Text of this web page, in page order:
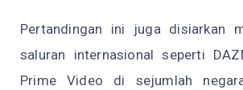
Pertandingan ini juga disiarkan
saluran internasional seperti
Prime Video di sejumlah